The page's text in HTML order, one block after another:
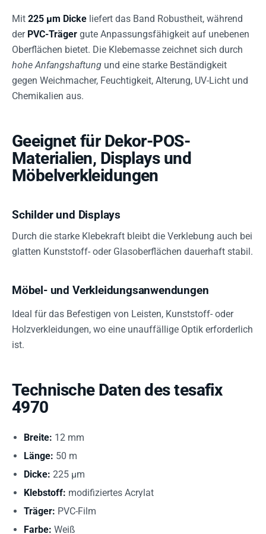
Mit 225 µm Dicke liefert das Band Robustheit, während
der PVC-Träger gute Anpassungsfähigkeit auf unebenen
Oberflächen bietet. Die Klebemasse zeichnet sich durch
hohe Anfangshaftung und eine starke Beständigkeit
gegen Weichmacher, Feuchtigkeit, Alterung, UV-Licht und
Chemikalien aus.
Geeignet für Dekor-POS-
Materialien, Displays und
Möbelverkleidungen
Schilder und Displays
Durch die starke Klebekraft bleibt die Verklebung auch bei
glatten Kunststoff- oder Glasoberflächen dauerhaft stabil.
Möbel- und Verkleidungsanwendungen
Ideal für das Befestigen von Leisten, Kunststoff- oder
Holzverkleidungen, wo eine unauffällige Optik erforderlich
ist.
Technische Daten des tesafix
4970
Breite: 12 mm
Länge: 50 m
Dicke: 225 µm
Klebstoff: modifiziertes Acrylat
Träger: PVC-Film
Farbe: Weiß